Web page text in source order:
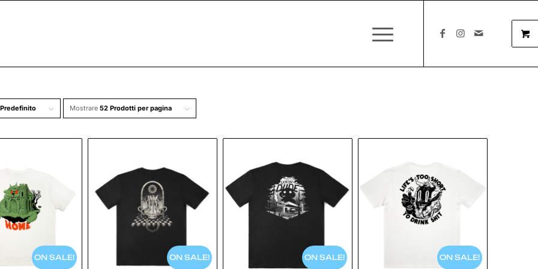
Predefinito Mostrare 52 Prodotti per pagina
ON SALE! ON SALE! ON SALE! ON SALE!